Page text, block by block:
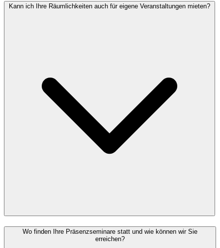
Kann ich Ihre Räumlichkeiten auch für eigene Veranstaltungen mieten?
Wo finden Ihre Präsenzseminare statt und wie können wir Sie
erreichen?